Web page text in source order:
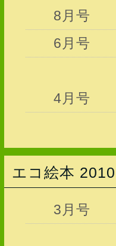
8月号
6月号
4月号
エコ絵本 2010
3月号